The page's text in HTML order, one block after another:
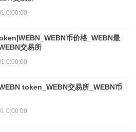
0:00:00
币价格_WEBN最
交易所
0:00:00
token_WEBN交易所_WEBN币
0:00:00